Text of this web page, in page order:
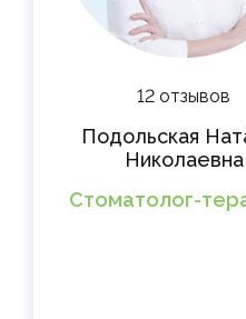
12 отзывов
Подольская
Николаевна
Стоматолог-